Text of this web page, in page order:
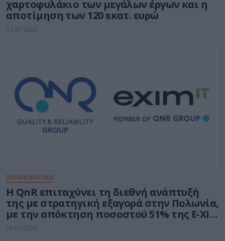
χαρτοφυλάκιο των μεγάλων έργων και η
αποτίμηση των 120 εκατ. ευρώ
21.07.2026
ΠΛΗΡΟΦΟΡΙΚΗ
H QnR επιταχύνει τη διεθνή ανάπτυξή
της με στρατηγική εξαγορά στην Πολωνία,
με την απόκτηση ποσοστού 51% της E-XIM
IT
08.07.2026